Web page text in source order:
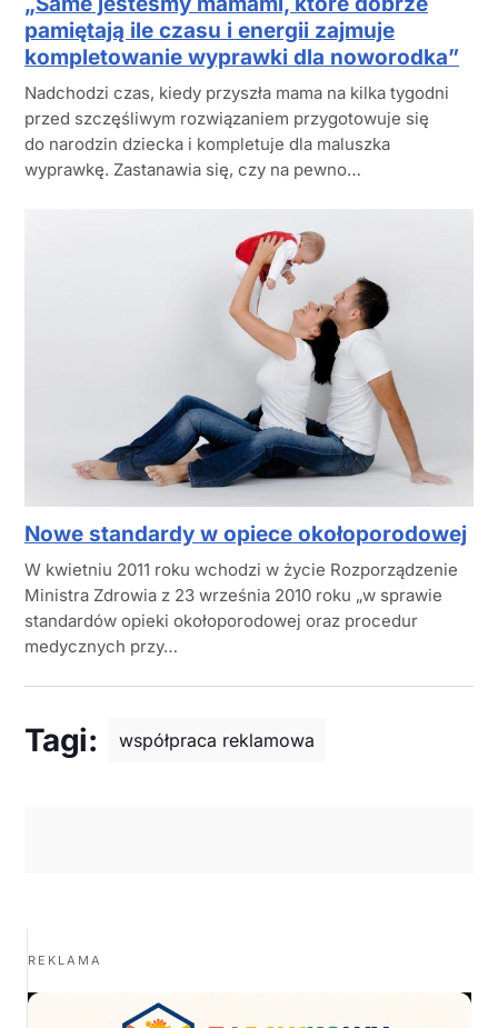
pamiętają ile czasu i energii zajmuje
kompletowanie wyprawki dla noworodka”
Nadchodzi czas, kiedy przyszła mama na kilka tygodni
przed szczęśliwym rozwiązaniem przygotowuje się
do narodzin dziecka i kompletuje dla maluszka
wyprawkę. Zastanawia się, czy na pewno…
Nowe standardy w opiece okołoporodowej
W kwietniu 2011 roku wchodzi w życie Rozporządzenie
Ministra Zdrowia z 23 września 2010 roku „w sprawie
standardów opieki okołoporodowej oraz procedur
medycznych przy…
Tagi: współpraca reklamowa
REKLAMA